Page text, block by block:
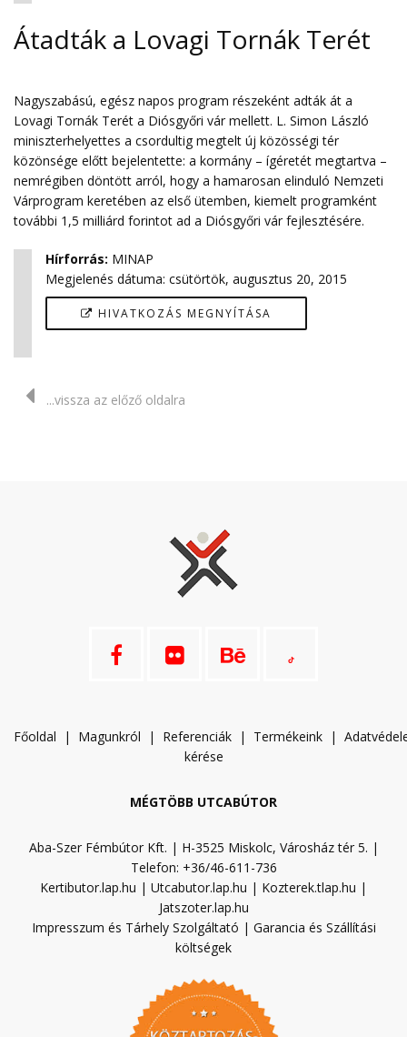
Átadták a Lovagi Tornák Terét
Nagyszabású, egész napos program részeként adták át a
Lovagi Tornák Terét a Diósgyőri vár mellett. L. Simon László
miniszterhelyettes a csordultig megtelt új közösségi tér
közönsége előtt bejelentette: a kormány – ígéretét megtartva –
nemrégiben döntött arról, hogy a hamarosan elinduló Nemzeti
Várprogram keretében az első ütemben, kiemelt programként
további 1,5 milliárd forintot ad a Diósgyőri vár fejlesztésére.
Hírforrás: MINAP
Megjelenés dátuma: csütörtök, augusztus 20, 2015
HIVATKOZÁS MEGNYÍTÁSA
...vissza az előző oldalra
Főoldal | Magunkról | Referenciák | Termékeink | A
kérése
MÉGTÖBB UTCABÚTOR
Aba-Szer Fémbútor Kft. | H-3525 Miskolc, Városház tér 5. |
Telefon: +36/46-611-736
Kertibutor.lap.hu | Utcabutor.lap.hu | Kozterek.tlap.hu |
Jatszoter.lap.hu
Impresszum és Tárhely Szolgáltató | Garancia és Szállítási
költségek